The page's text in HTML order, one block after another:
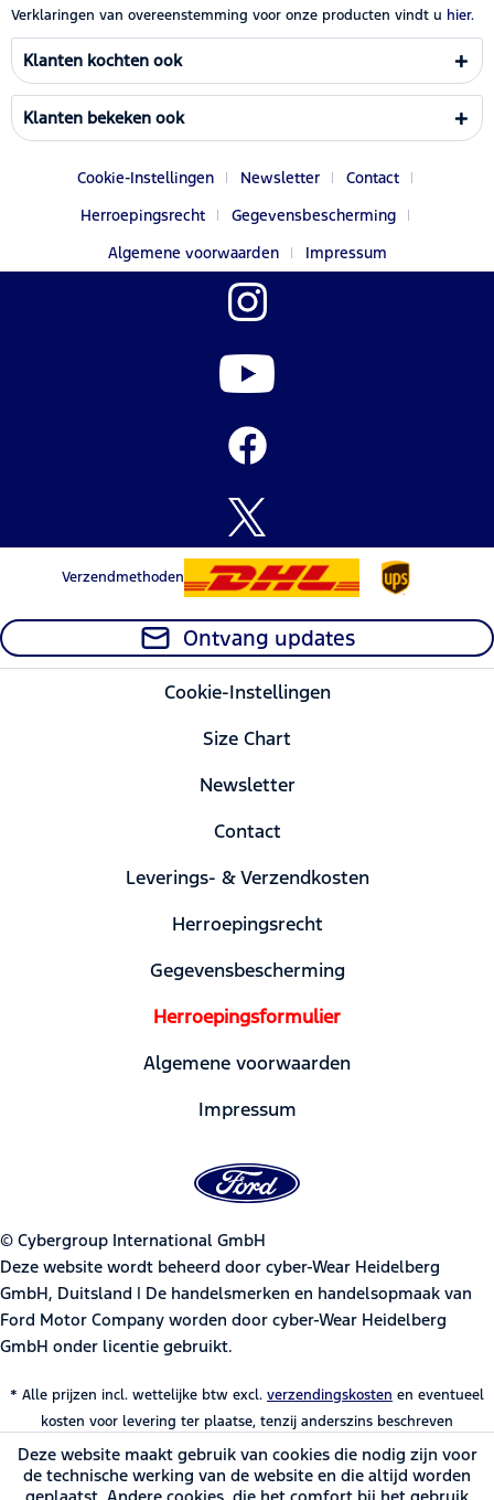
Verklaringen van overeenstemming voor onze producten vindt u hier.
Klanten kochten ook
Klanten bekeken ook
Cookie-Instellingen Newsletter
Contact
Herroepingsrecht
Gegevensbescherming
Algemene voorwaarden
Impressum
Verzendmethoden
Ontvang updates
Cookie-Instellingen
Size Chart
Newsletter
Contact
Leverings- & Verzendkosten
Herroepingsrecht
Gegevensbescherming
Herroepingsformulier
Algemene voorwaarden
Impressum
© Cybergroup International GmbH
Deze website wordt beheerd door cyber-Wear Heidelberg
GmbH, Duitsland | De handelsmerken en handelsopmaak van
Ford Motor Company worden door cyber-Wear Heidelberg
GmbH onder licentie gebruikt.
* Alle prijzen incl. wettelijke btw excl. verzendingskosten en eventueel
kosten voor levering ter plaatse, tenzij anderszins beschreven
Deze website maakt gebruik van cookies die nodig zijn voor
de technische werking van de website en die altijd worden